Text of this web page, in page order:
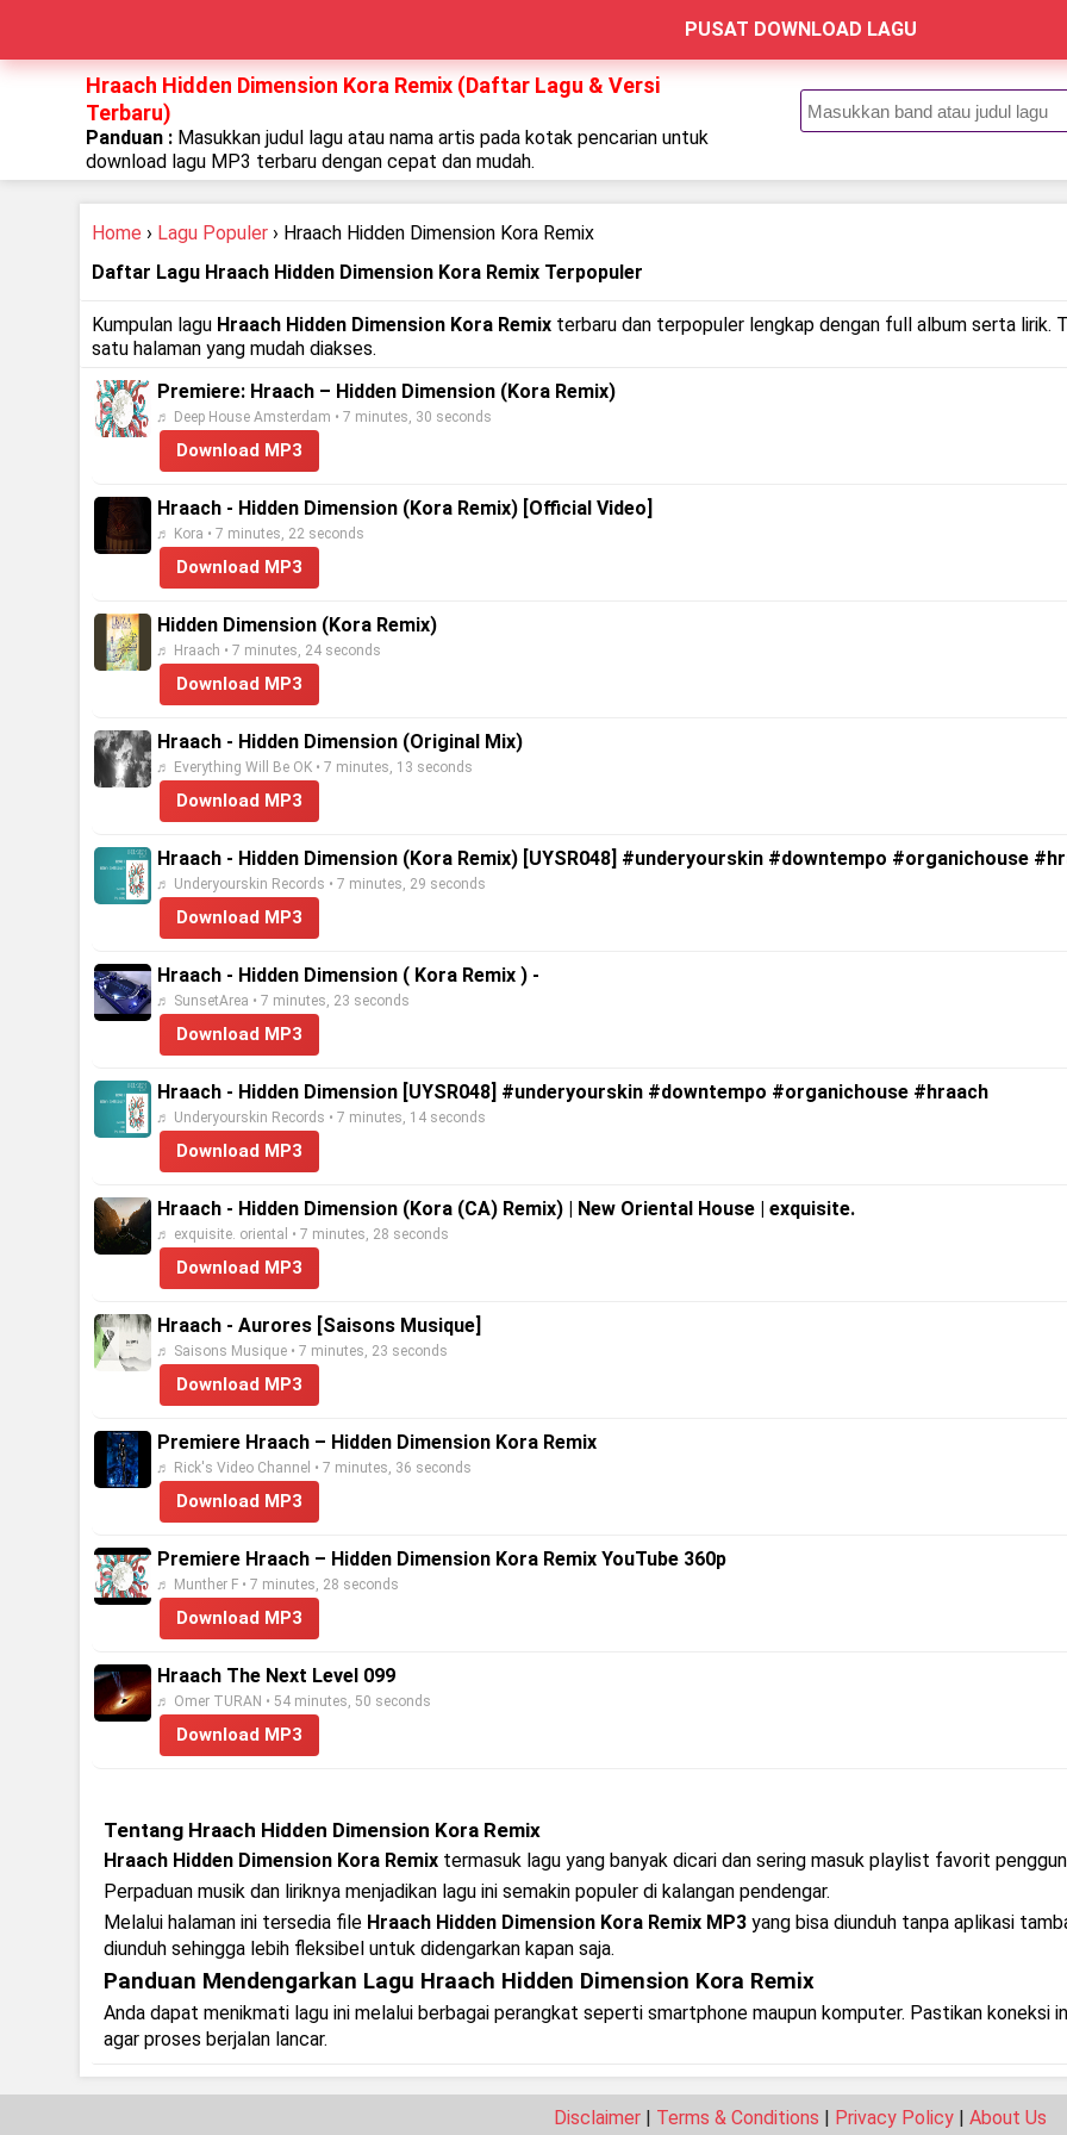
PUSAT DOWNLOAD LAGU
Hraach Hidden Dimension Kora Remix (Daftar Lagu & Versi
Terbaru)
Panduan : Masukkan judul lagu atau nama artis pada kotak pencarian untuk
download lagu MP3 terbaru dengan cepat dan mudah.
Home › Lagu Populer › Hraach Hidden Dimension Kora Remix
Daftar Lagu Hraach Hidden Dimension Kora Remix Terpopuler
Kumpulan lagu Hraach Hidden Dimension Kora Remix terbaru dan terpopuler lengkap dengan full album serta lirik.
satu halaman yang mudah diakses.
Premiere: Hraach – Hidden Dimension (Kora Remix)
♬ Deep House Amsterdam • 7 minutes, 30 seconds
Download MP3
Hraach - Hidden Dimension (Kora Remix) [Official Video]
♬ Kora • 7 minutes, 22 seconds
Download MP3
Hidden Dimension (Kora Remix)
♬ Hraach • 7 minutes, 24 seconds
Download MP3
Hraach - Hidden Dimension (Original Mix)
♬ Everything Will Be OK • 7 minutes, 13 seconds
Download MP3
Hraach - Hidden Dimension (Kora Remix) [UYSR048] #underyourskin #downtempo #organichouse
♬ Underyourskin Records • 7 minutes, 29 seconds
Download MP3
Hraach - Hidden Dimension ( Kora Remix ) -
♬ SunsetArea • 7 minutes, 23 seconds
Download MP3
Hraach - Hidden Dimension [UYSR048] #underyourskin #downtempo #organichouse #hraach
♬ Underyourskin Records • 7 minutes, 14 seconds
Download MP3
Hraach - Hidden Dimension (Kora (CA) Remix) | New Oriental House | exquisite.
♬ exquisite. oriental • 7 minutes, 28 seconds
Download MP3
Hraach - Aurores [Saisons Musique]
♬ Saisons Musique • 7 minutes, 23 seconds
Download MP3
Premiere Hraach – Hidden Dimension Kora Remix
♬ Rick's Video Channel • 7 minutes, 36 seconds
Download MP3
Premiere Hraach – Hidden Dimension Kora Remix YouTube 360p
♬ Munther F • 7 minutes, 28 seconds
Download MP3
Hraach The Next Level 099
♬ Omer TURAN • 54 minutes, 50 seconds
Download MP3
Tentang Hraach Hidden Dimension Kora Remix
Hraach Hidden Dimension Kora Remix termasuk lagu yang banyak dicari dan sering masuk playlist favorit
Perpaduan musik dan liriknya menjadikan lagu ini semakin populer di kalangan pendengar.
Melalui halaman ini tersedia file Hraach Hidden Dimension Kora Remix MP3 yang bisa diunduh tanpa aplikasi
diunduh sehingga lebih fleksibel untuk didengarkan kapan saja.
Panduan Mendengarkan Lagu Hraach Hidden Dimension Kora Remix
Anda dapat menikmati lagu ini melalui berbagai perangkat seperti smartphone maupun komputer. Pastikan
agar proses berjalan lancar.
Disclaimer | Terms & Conditions | Privacy Policy | About Us